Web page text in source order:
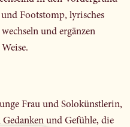
Footstomp, lyrisches
und ergänzen
Frau und Solokünstlerin,
und Gefühle, die